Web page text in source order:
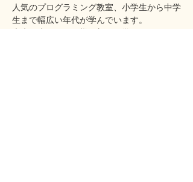
人気のプログラミング教室、小学生から中学
生まで幅広い年代が学んでいます。